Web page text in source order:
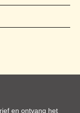
en ontvang het